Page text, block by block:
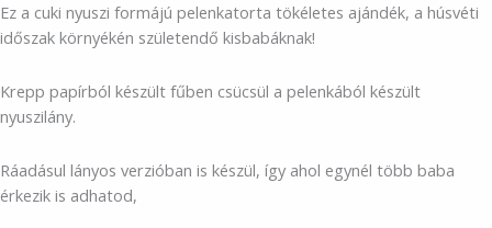
Ez a cuki nyuszi formájú pelenkatorta tökéletes ajándék, a húsvéti
időszak környékén születendő kisbabáknak!
Krepp papírból készült fűben csücsül a pelenkából készült
nyuszilány.
Ráadásul lányos verzióban is készül, így ahol egynél több baba
érkezik is adhatod,